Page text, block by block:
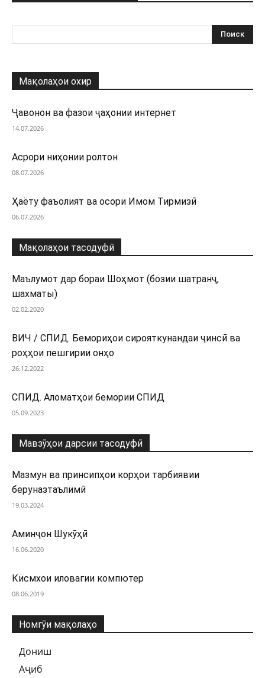
Мақолаҳои охир
Ҷавонон ва фазои ҷаҳонии интернет
14.07.2026
Асрори ниҳонии ролтон
08.07.2026
Ҳаёту фаъолият ва осори Имом Тирмизӣ
06.07.2026
Мақолаҳои тасодуфӣ
Маълумот дар бораи Шоҳмот (бозии шатранҷ,
шахматы)
02.02.2020
ВИЧ / СПИД. Бемориҳои сирояткунандаи ҷинсӣ ва
роҳҳои пешгирии онҳо
26.12.2022
СПИД. Аломатҳои бемории СПИД
05.09.2023
Мавзӯҳои дарсии тасодуфӣ
Мазмун ва принсипҳои корҳои тарбиявии
беруназтаълимӣ
19.03.2024
Аминҷон Шукӯҳӣ
16.06.2020
Кисмхои иловагии компютер
08.06.2019
Номгӯи мақолаҳо
Дониш
Аҷиб